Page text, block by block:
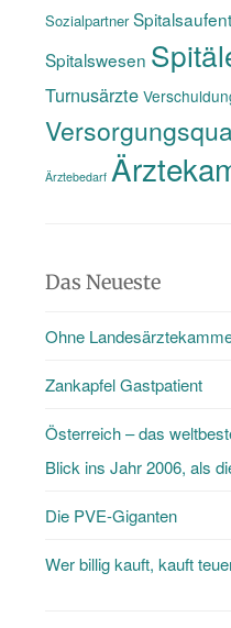
Sozialpartner
Spitalswesen
Turnusärzte
Ärztebedarf
Das Neueste
Ohne
Zankapfel Gastpatient
Österreich – das
Blick ins Jahr 2006, als
Die PVE-Giganten
Wer billig kauft, kauft